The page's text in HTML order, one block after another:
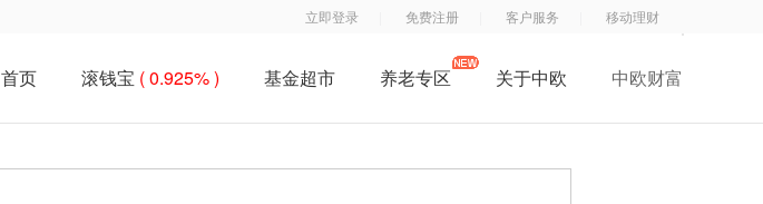
立即登录 免费注册 客户服务 移动理财
首页 滚钱宝 ( 0.925% ) 基金超市 养老专区 关于中欧
中欧子公司
中欧财富